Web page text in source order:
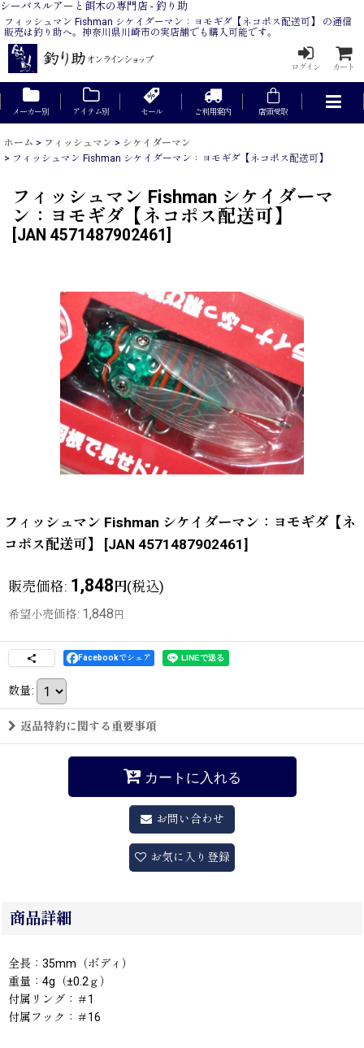
シーバスルアーと餌木の専門店 - 釣り助
フィッシュマン Fishman シケイダーマン：ヨモギダ【ネコポス配送可】 の通信
販売は釣り助へ。神奈川県川崎市の実店舗でも購入可能です。
ログイン カート
メーカー別 アイテム別 セール ご利用案内 店頭受取
ホーム > フィッシュマン > シケイダーマン
> フィッシュマン Fishman シケイダーマン：ヨモギダ【ネコポス配送可】
フィッシュマン Fishman シケイダーマ
ン：ヨモギダ【ネコポス配送可】
JAN 4571487902461
フィッシュマン Fishman シケイダーマン：ヨモギダ【ネ
コポス配送可】
[JAN 4571487902461]
販売価格: 1,848円(税込)
希望小売価格: 1,848 円
Facebookでシェア
数量:
返品特約に関する重要事項
カートに入れる
お問い合わせ
お気に入り登録
商品詳細
全長：35mm（ボディ）
重量：4g（±0.2ｇ）
付属リング：＃1
付属フック：＃16